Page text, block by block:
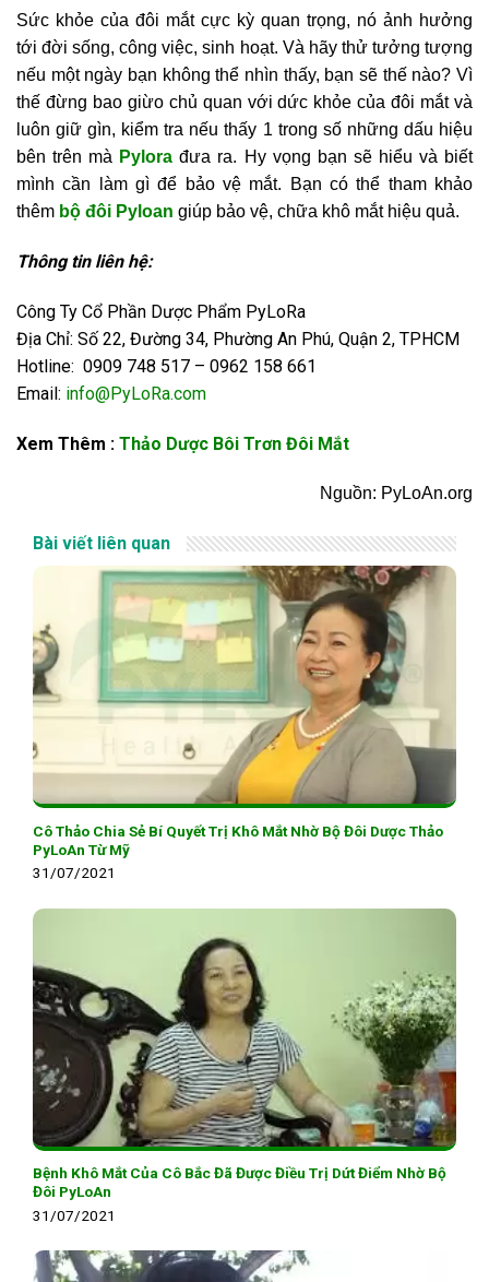
Sức khỏe của đôi mắt cực kỳ quan trọng, nó ảnh hưởng
tới đời sống, công việc, sinh hoạt. Và hãy thử tưởng tượng
nếu một ngày bạn không thể nhìn thấy, bạn sẽ thế nào? Vì
thế đừng bao giừo chủ quan với dức khỏe của đôi mắt và
luôn giữ gìn, kiểm tra nếu thấy 1 trong số những dấu hiệu
bên trên mà Pylora đưa ra. Hy vọng bạn sẽ hiểu và biết
mình cần làm gì để bảo vệ mắt. Bạn có thể tham khảo
thêm bộ đôi Pyloan giúp bảo vệ, chữa khô mắt hiệu quả.
Thông tin liên hệ:
Công Ty Cổ Phần Dược Phẩm PyLoRa
Địa Chỉ: Số 22, Đường 34, Phường An Phú, Quận 2, TPHCM
Hotline: 0909 748 517 – 0962 158 661
Email: info@PyLoRa.com
Xem Thêm : Thảo Dược Bôi Trơn Đôi Mắt
Nguồn: PyLoAn.org
Bài viết liên quan
Cô Thảo Chia Sẻ Bí Quyết Trị Khô Mắt Nhờ Bộ Đôi Dược Thảo
PyLoAn Từ Mỹ
31/07/2021
Bệnh Khô Mắt Của Cô Bắc Đã Được Điều Trị Dứt Điểm Nhờ Bộ
Đôi PyLoAn
31/07/2021